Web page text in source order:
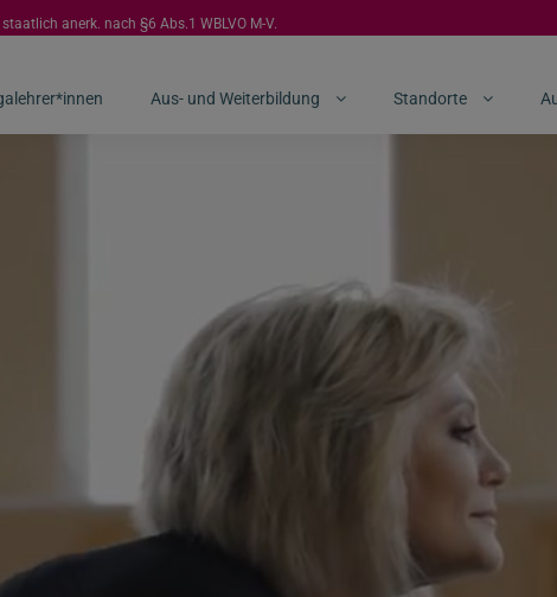
anerk. nach §6 Abs.1 WBLVO M-V.
Aus- und Weiterbildung Standorte